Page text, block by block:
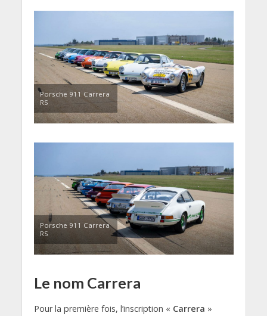
Porsche 911 Carrera
RS
Porsche 911 Carrera
RS
Le nom Carrera
Pour la première fois, l’inscription « Carrera »